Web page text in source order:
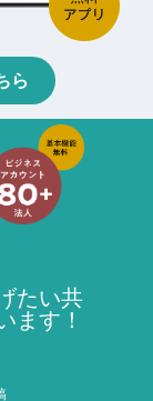
ら
たい共
ます！